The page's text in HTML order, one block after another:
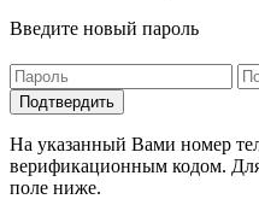
Введите новый пароль
На указанный Вами номер
верификационным кодом.
поле ниже.